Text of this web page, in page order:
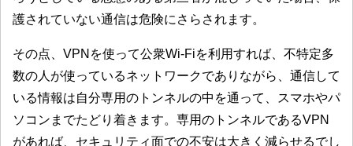
護されていない通信は危険にさらされます。
その点、VPNを使って公衆Wi-Fiを利用すれば、不特定多
数の人が使っているネットワークでありながら、通信して
いる情報は自分専用のトンネルの中を通って、スマホやパ
ソコンまでたどり着きます。専用のトンネルであるVPN
があれば、セキュリティ面での不安は大きく減らせるでし